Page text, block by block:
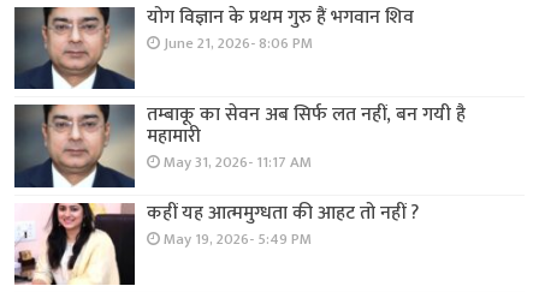
योग विज्ञान के प्रथम गुरु हैं भगवान शिव
June 21, 2026- 8:06 PM
तम्बाकू का सेवन अब सिर्फ लत नहीं, बन गयी है
महामारी
May 31, 2026- 11:17 AM
कहीं यह आत्ममुग्धता की आहट तो नहीं ?
May 19, 2026- 5:49 PM